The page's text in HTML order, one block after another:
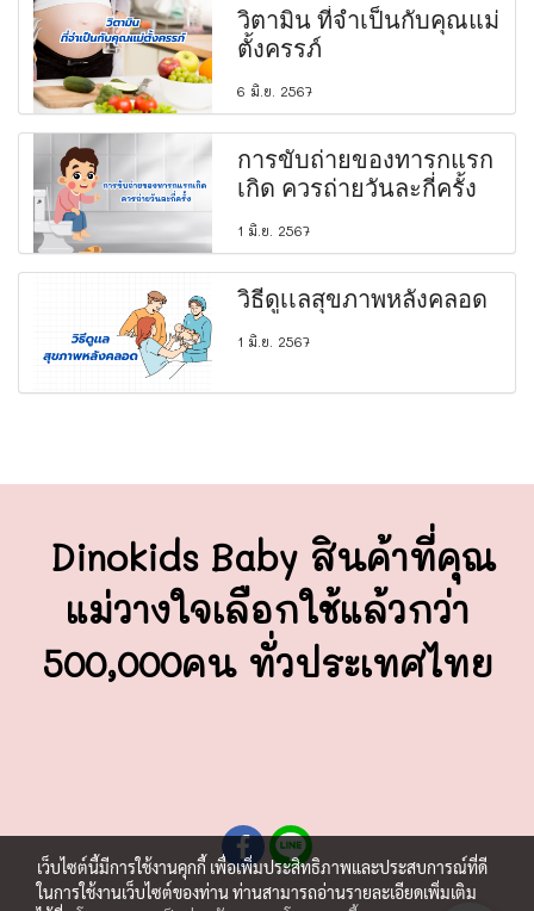
วิตามิน ที่จำเป็นกับคุณแม่
ตั้งครรภ์
6 มิ.ย. 2567
การขับถ่ายของทารกแรก
เกิด ควรถ่ายวันละกี่ครั้ง
1 มิ.ย. 2567
วิธีดูเเลสุขภาพหลังคลอด
1 มิ.ย. 2567
Dinokids Baby สินค้าที่คุณ
แม่วางใจเลือกใช้แล้วกว่า
500,000คน ทั่วประเทศไทย
เว็บไซต์นี้มีการใช้งานคุกกี้ เพื่อเพิ่มประสิทธิภาพและประสบการณ์ที่ดี
ในการใช้งานเว็บไซต์ของท่าน ท่านสามารถอ่านรายละเอียดเพิ่มเติม